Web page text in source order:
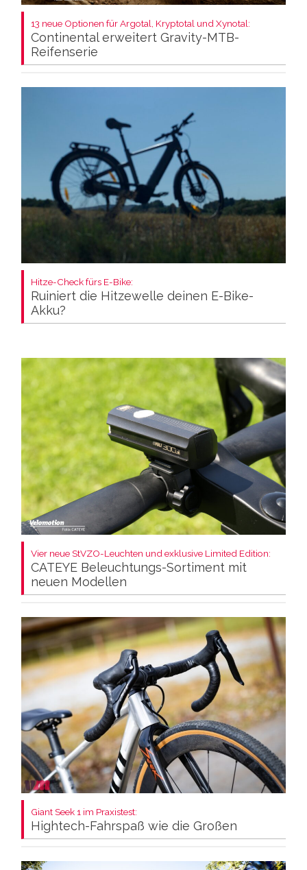
13 neue Optionen für Argotal, Kryptotal und Xynotal:
Continental erweitert Gravity-MTB-
Reifenserie
Hitze-Check fürs E-Bike:
Ruiniert die Hitzewelle deinen E-Bike-
Akku?
Vier neue StVZO-Leuchten und exklusive Limited Edition:
CATEYE Beleuchtungs-Sortiment mit
neuen Modellen
Giant Seek 1 im Praxistest:
Hightech-Fahrspaß wie die Großen